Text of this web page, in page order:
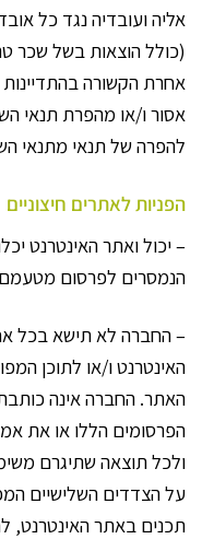
אליה ועובדיה נגד כל
(כולל הוצאות בשל שכר
אחרת הקשורה
אסור ו/או מהפרת תנאי
להפרה של תנאי מתנאי
הפניות לאתרים חיצוניים
– יכול ואתר האינטרנט
הנמסרים לפרסום
– החברה לא תישא בכל
האינטרנט ו/או לתוכן
האתר. החברה אינה
הפרסומים הללו או את
ולכל תוצאה שתיגרם
על הצדדים השלישיים
תכנים באתר האינטרנט,